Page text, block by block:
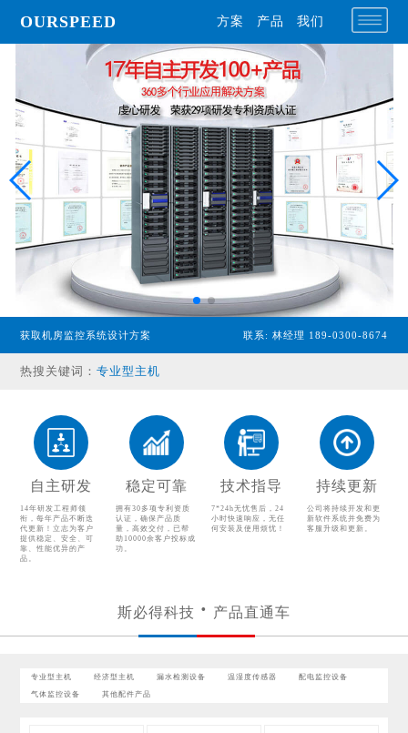
OURSPEED 方案 产品 我们
获取机房监控系统设计方案 联系: 林经理 189-0300-8674
热搜关键词：经济型主机
温湿度传感器
配电监控设备
气体监控设备
其他配件产品
自主研发
14年研发工程师领
衔，每年产品不断迭
代更新！立志为客户
提供稳定、安全、可
靠、性能优异的产
品。
稳定可靠
拥有30多项专利资质
认证，确保产品质
量，高效交付，已帮
助10000余客户投标成
功。
技术指导
7*24h无忧售后，24
小时快速响应，无任
何安装及使用烦忧！
持续更新
公司将持续开发和更
新软件系统并免费为
客服升级和更新。
斯必得科技 产品直通车
专业型主机 经济型主机 漏水检测设备 温湿度传感器 配电监控设备
气体监控设备 其他配件产品